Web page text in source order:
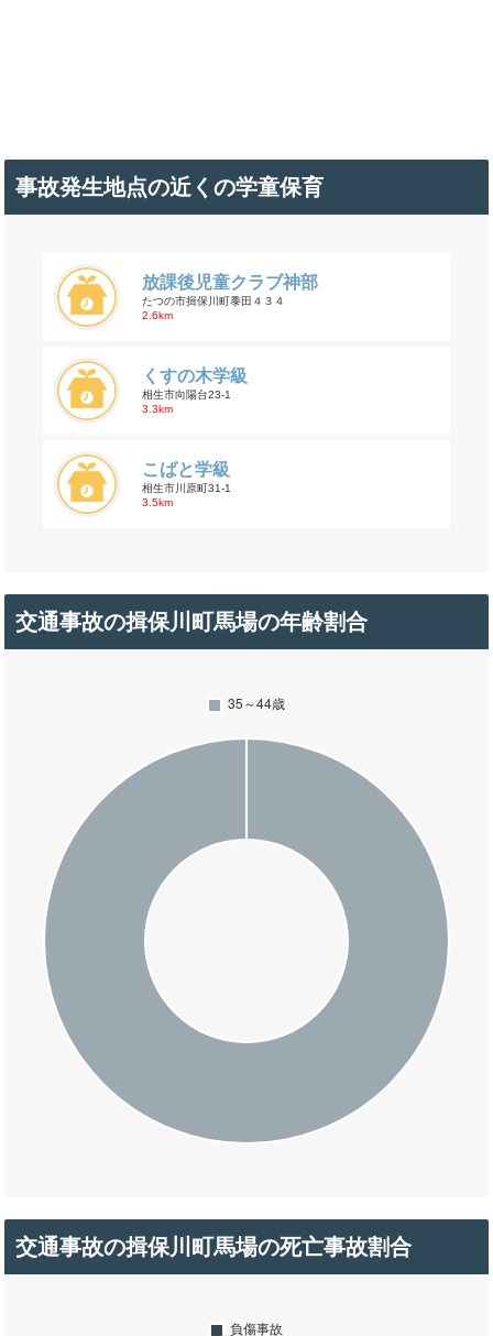
事故発生地点の近くの学童保育
放課後児童クラブ神部
たつの市揖保川町黍田４３４
2.6km
くすの木学級
相生市向陽台23-1
3.3km
こばと学級
相生市川原町31-1
3.5km
交通事故の揖保川町馬場の年齢割合
交通事故の揖保川町馬場の死亡事故割合